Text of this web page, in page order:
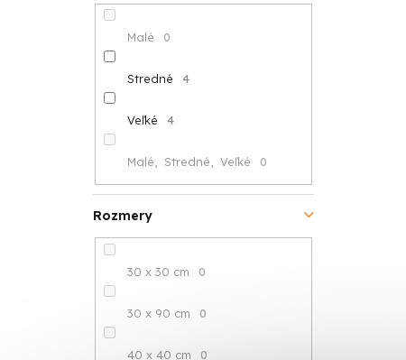
Rozmery
30 x 30 cm 0
30 x 90 cm 0
40 x 40 cm 0
Malé 0
Stredné 4
Veľké 4
Malé, Stredné, Veľké 0